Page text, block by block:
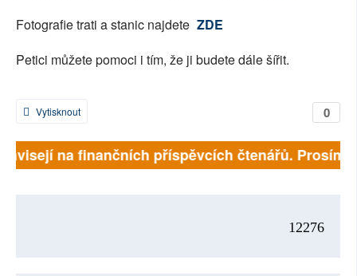
Fotografie trati a stanic najdete ZDE
Petici můžete pomoci i tím, že ji budete dále šířit.
0
Vytisknout
na finančních příspěvcích čtenářů.
12276